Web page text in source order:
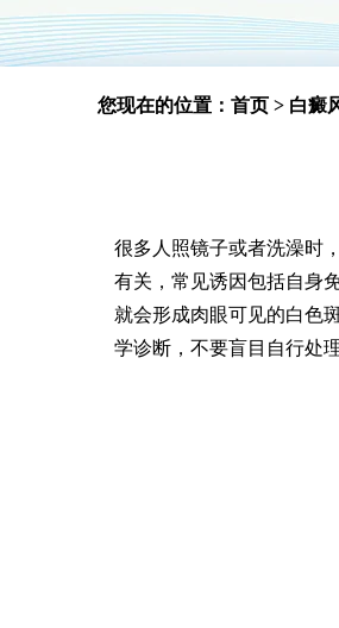
您现在的位置： 首页 > 白癜
很多人照镜子或者洗澡时
有关，常见诱因包括自身
就会形成肉眼可见的白色
学诊断，不要盲目自行处理